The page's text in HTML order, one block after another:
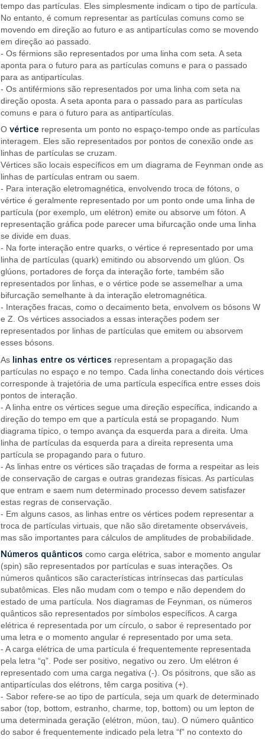
tempo das partículas. Eles simplesmente indicam o tipo de partícula.
No entanto, é comum representar as partículas comuns como se
movendo em direção ao futuro e as antipartículas como se movendo
em direção ao passado.
- Os férmions são representados por uma linha com seta. A seta
aponta para o futuro para as partículas comuns e para o passado
para as antipartículas.
- Os antiférmions são representados por uma linha com seta na
direção oposta. A seta aponta para o passado para as partículas
comuns e para o futuro para as antipartículas.
Ovértice representa um ponto no espaço-tempo onde as partículas
interagem. Eles são representados por pontos de conexão onde as
linhas de partículas se cruzam.
Vértices são locais específicos em um diagrama de Feynman onde as
linhas de partículas entram ou saem.
- Para interação eletromagnética, envolvendo troca de fótons, o
vértice é geralmente representado por um ponto onde uma linha de
partícula (por exemplo, um elétron) emite ou absorve um fóton. A
representação gráfica pode parecer uma bifurcação onde uma linha
se divide em duas.
- Na forte interação entre quarks, o vértice é representado por uma
linha de partículas (quark) emitindo ou absorvendo um glúon. Os
glúons, portadores de força da interação forte, também são
representados por linhas, e o vértice pode se assemelhar a uma
bifurcação semelhante à da interação eletromagnética.
- Interações fracas, como o decaimento beta, envolvem os bósons W
e Z. Os vértices associados a essas interações podem ser
representados por linhas de partículas que emitem ou absorvem
esses bósons.
As linhas entre os vértices representam a propagação das
partículas no espaço e no tempo. Cada linha conectando dois vértices
corresponde à trajetória de uma partícula específica entre esses dois
pontos de interação.
- A linha entre os vértices segue uma direção específica, indicando a
direção do tempo em que a partícula está se propagando. Num
diagrama típico, o tempo avança da esquerda para a direita. Uma
linha de partículas da esquerda para a direita representa uma
partícula se propagando para o futuro.
- As linhas entre os vértices são traçadas de forma a respeitar as leis
de conservação de cargas e outras grandezas físicas. As partículas
que entram e saem num determinado processo devem satisfazer
estas regras de conservação.
- Em alguns casos, as linhas entre os vértices podem representar a
troca de partículas virtuais, que não são diretamente observáveis,
mas são importantes para cálculos de amplitudes de probabilidade.
Números quânticos como carga elétrica, sabor e momento angular
(spin) são representados por partículas e suas interações. Os
números quânticos são características intrínsecas das partículas
subatômicas. Eles não mudam com o tempo e não dependem do
estado de uma partícula. Nos diagramas de Feynman, os números
quânticos são representados por símbolos específicos. A carga
elétrica é representada por um círculo, o sabor é representado por
uma letra e o momento angular é representado por uma seta.
- A carga elétrica de uma partícula é frequentemente representada
pela letra “q”. Pode ser positivo, negativo ou zero. Um elétron é
representado com uma carga negativa (-). Os pósitrons, que são as
antipartículas dos elétrons, têm carga positiva (+).
- Sabor refere-se ao tipo de partícula, seja um quark de determinado
sabor (top, bottom, estranho, charme, top, bottom) ou um lepton de
uma determinada geração (elétron, múon, tau). O número quântico
do sabor é frequentemente indicado pela letra “f” no contexto do